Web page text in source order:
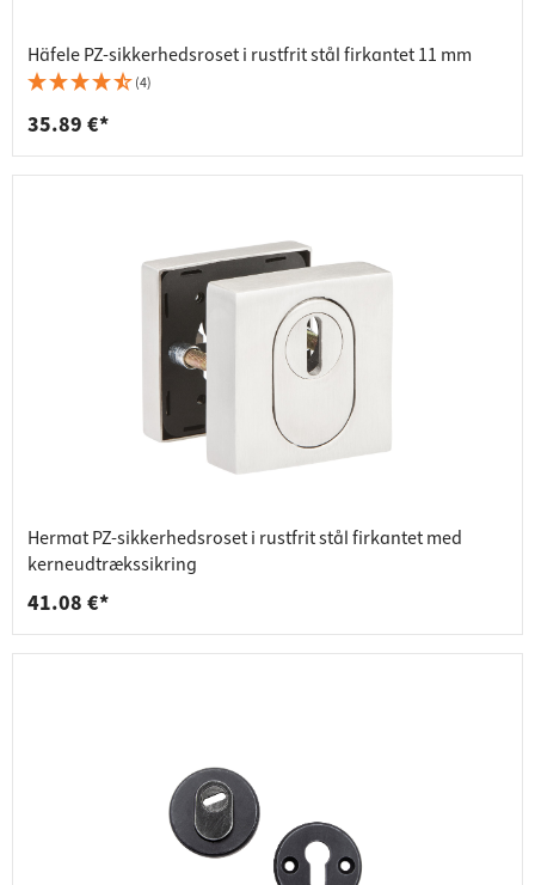
Häfele PZ-sikkerhedsroset i rustfrit stål firkantet 11 mm
(4)
35.89 €*
Hermat PZ-sikkerhedsroset i rustfrit stål firkantet med
kerneudtrækssikring
41.08 €*